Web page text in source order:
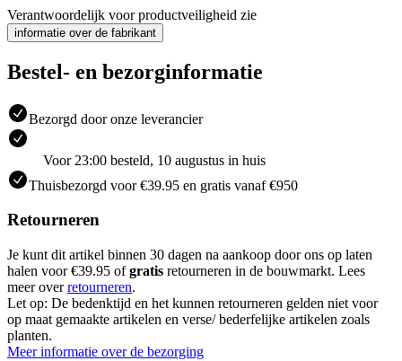
Verantwoordelijk voor productveiligheid zie
informatie over de fabrikant
Bestel- en bezorginformatie
Bezorgd door onze leverancier
Voor 23:00 besteld, 10 augustus in huis
Thuisbezorgd voor €39.95 en gratis vanaf €950
Retourneren
Je kunt dit artikel binnen 30 dagen na aankoop door ons op laten
halen voor €39.95 ofgratis retourneren in de bouwmarkt. Lees
meer overretourneren.
Let op: De bedenktijd en het kunnen retourneren gelden niet voor
op maat gemaakte artikelen en verse/ bederfelijke artikelen zoals
planten.
Meer informatie over de bezorging